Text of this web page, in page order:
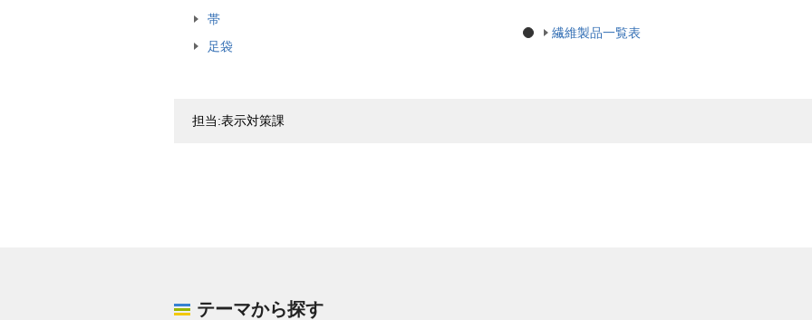
帯
足袋
繊維製品一覧表
担当:表示対策課
テーマから探す